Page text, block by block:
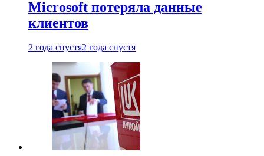
Microsoft потеряла данные
клиентов
2 года спустя2 года спустя